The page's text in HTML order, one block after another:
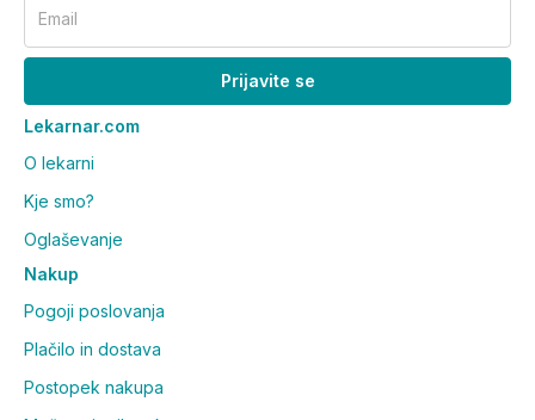
uravnoteženo in raznovrstno prehrano, ob kateri je
Prekomerno uživanje ima lahko odvajalni učinek.
Shranjevanje:
temperaturi in ne izpostavljajte soncu.
Nizozemska
Uvoznik in ekskluzivni zastopnik:
Maribor
Email
Prijavite se
Lekarnar.com
O lekarni
Kje smo?
Oglaševanje
Nakup
Pogoji poslovanja
Plačilo in dostava
Postopek nakupa